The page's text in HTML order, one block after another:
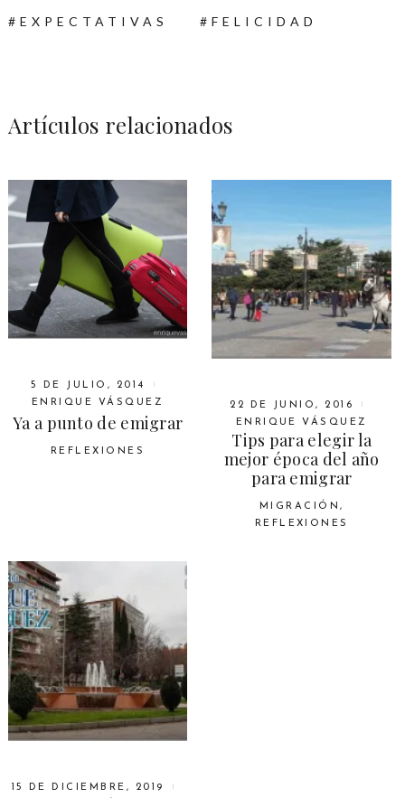
EXPECTATIVAS
FELICIDAD
Artículos relacionados
5 DE JULIO, 2014
ENRIQUE VÁSQUEZ
Ya a punto de emigrar
REFLEXIONES
22 DE JUNIO, 2016
ENRIQUE VÁSQUEZ
Tips para elegir la
mejor época del año
para emigrar
MIGRACIÓN,
REFLEXIONES
15 DE DICIEMBRE, 2019